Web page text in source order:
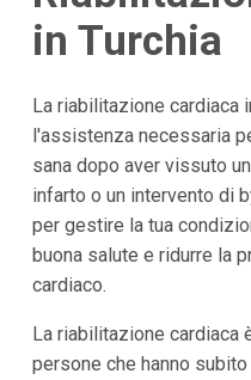
in Turchia
La riabilitazione cardiaca
l'assistenza necessaria
sana dopo aver vissuto
infarto o un intervento di
per gestire la tua
buona salute e ridurre la
cardiaco.
La riabilitazione cardiaca
persone che hanno